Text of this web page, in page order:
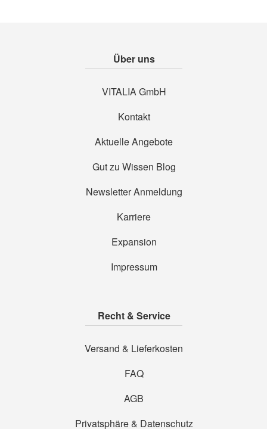
Über uns
VITALIA GmbH
Kontakt
Aktuelle Angebote
Gut zu Wissen Blog
Newsletter Anmeldung
Karriere
Expansion
Impressum
Recht & Service
Versand & Lieferkosten
FAQ
AGB
Privatsphäre & Datenschutz